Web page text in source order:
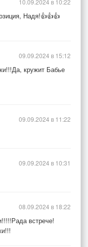
Надя!👍👍👍
10.09.2024 в 10:22
кружит Бабье
09.09.2024 в 15:12
09.09.2024 в 11:22
09.09.2024 в 10:31
встрече!
08.09.2024 в 18:22